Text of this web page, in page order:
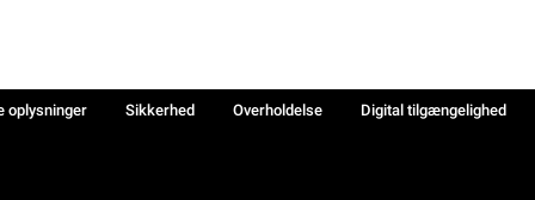
oplysninger Sikkerhed Overholdelse
Digital tilgængelighed